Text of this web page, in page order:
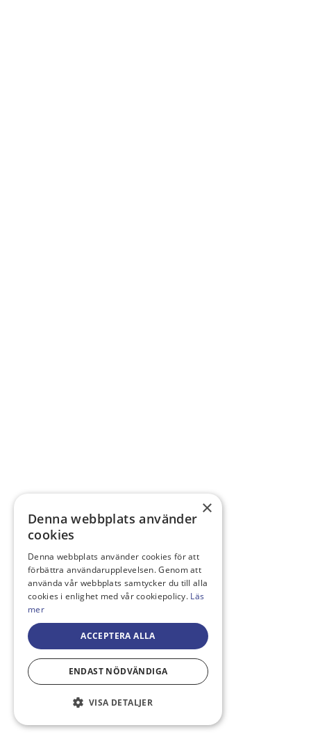
×
Denna webbplats använder
cookies
Denna webbplats använder cookies för att
förbättra användarupplevelsen. Genom att
använda vår webbplats samtycker du till alla
cookies i enlighet med vår cookiepolicy. Läs
mer
ACCEPTERA ALLA
ENDAST NÖDVÄNDIGA
VISA DETALJER